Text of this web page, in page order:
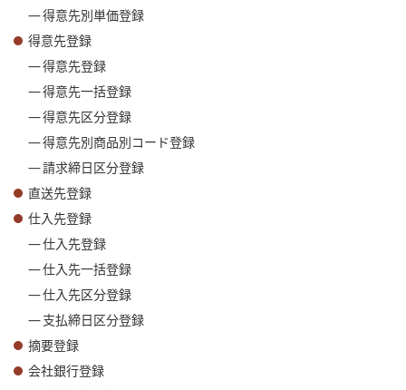
得意先別単価登録
得意先登録
得意先登録
得意先一括登録
得意先区分登録
得意先別商品別コード登録
請求締日区分登録
直送先登録
仕入先登録
仕入先登録
仕入先一括登録
仕入先区分登録
支払締日区分登録
摘要登録
会社銀行登録